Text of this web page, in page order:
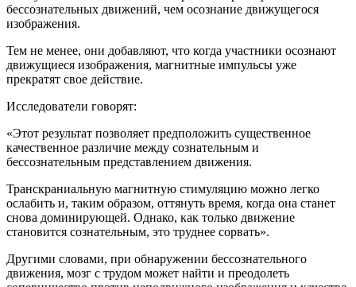
бессознательных движений, чем осознание движущегося
изображения.
Тем не менее, они добавляют, что когда участники осознают
движущиеся изображения, магнитные импульсы уже
прекратят свое действие.
Исследователи говорят:
«Этот результат позволяет предположить существенное
качественное различие между сознательным и
бессознательным представлением движения.
Транскраниальную магнитную стимуляцию можно легко
ослабить и, таким образом, оттянуть время, когда она станет
снова доминирующей. Однако, как только движение
становится сознательным, это труднее сорвать».
Другими словами, при обнаружении бессознательного
движения, мозг с трудом может найти и преодолеть